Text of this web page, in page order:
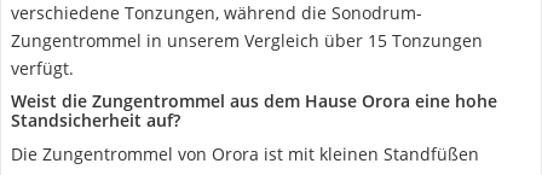
verschiedene Tonzungen, während die Sonodrum-
Zungentrommel in unserem Vergleich über 15 Tonzungen
verfügt.
Weist die Zungentrommel aus dem Hause Orora eine hohe
Standsicherheit auf?
Die Zungentrommel von Orora ist mit kleinen Standfüßen